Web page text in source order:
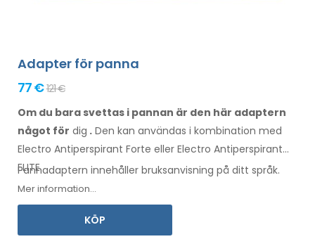
Adapter för panna
77 €121 €
Om du bara svettas i pannan är den här adaptern
något för dig . Den kan användas i kombination med
Electro Antiperspirant Forte eller Electro Antiperspirant
ELITE.
Pannadaptern innehåller bruksanvisning på ditt språk.
Mer information...
KÖP